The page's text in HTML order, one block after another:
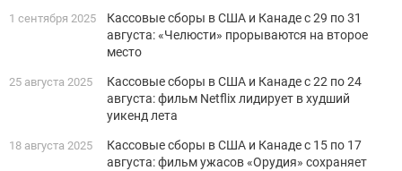
1 сентября 2025
Кассовые сборы в США и Канаде с 29 по 31
августа: «Челюсти» прорываются на второе
место
25 августа 2025
Кассовые сборы в США и Канаде с 22 по 24
августа: фильм Netflix лидирует в худший
уикенд лета
18 августа 2025
Кассовые сборы в США и Канаде с 15 по 17
августа: фильм ужасов «Орудия» сохраняет